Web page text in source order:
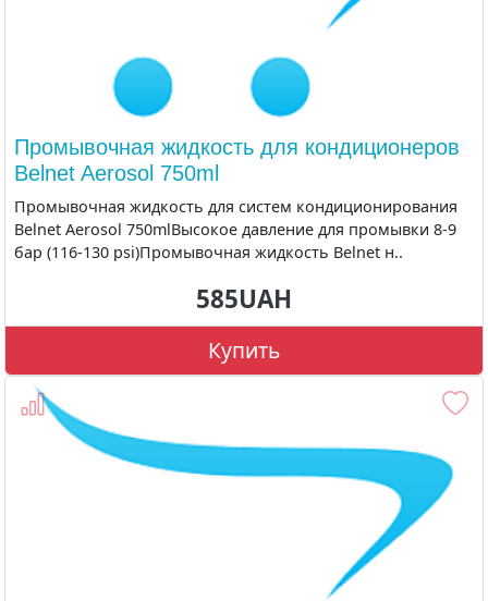
Промывочная жидкость для кондиционеров
Belnet Aerosol 750ml
Промывочная жидкость для систем кондиционирования
Belnet Aerosol 750mlВысокое давление для промывки 8-9
бар (116-130 psi)Промывочная жидкость Belnet н..
585UAH
Купить